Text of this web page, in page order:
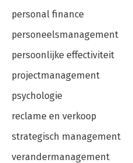
personal finance
personeelsmanagement
persoonlijke effectiviteit
projectmanagement
psychologie
reclame en verkoop
strategisch management
verandermanagement